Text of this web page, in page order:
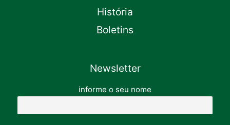
História
Boletins
Newsletter
informe o seu nome